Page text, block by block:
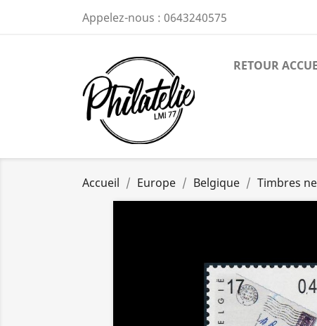
Appelez-nous : 0643240575
RETOUR
Accueil Europe Belgique Timbres